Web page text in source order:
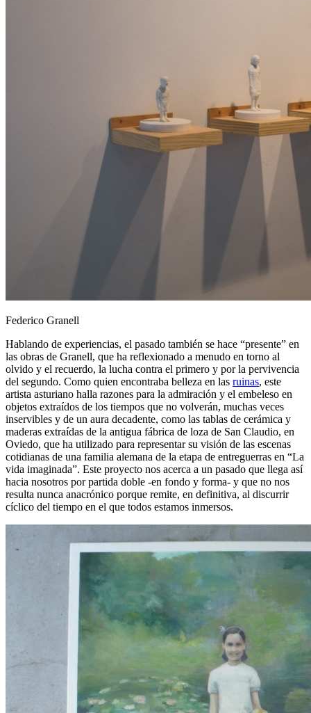
Federico Granell
Hablando de experiencias, el pasado también se hace “presente” en
las obras de Granell, que ha reflexionado a menudo en torno al
olvido y el recuerdo, la lucha contra el primero y por la pervivencia
del segundo. Como quien encontraba belleza en las ruinas, este
artista asturiano halla razones para la admiración y el embeleso en
objetos extraídos de los tiempos que no volverán, muchas veces
inservibles y de un aura decadente, como las tablas de cerámica y
maderas extraídas de la antigua fábrica de loza de San Claudio, en
Oviedo, que ha utilizado para representar su visión de las escenas
cotidianas de una familia alemana de la etapa de entreguerras en “La
vida imaginada”. Este proyecto nos acerca a un pasado que llega así
hacia nosotros por partida doble -en fondo y forma- y que no nos
resulta nunca anacrónico porque remite, en definitiva, al discurrir
cíclico del tiempo en el que todos estamos inmersos.